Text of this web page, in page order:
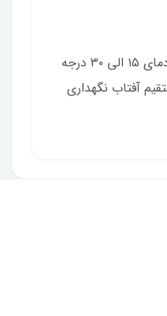
دور از دسترس کودکان، در دمای ۱۵ الی ۳۰ درجه
آفتاب نگهداری